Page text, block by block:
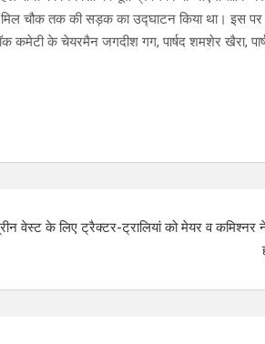
चौक तक की सड़क का उद्घाटन किया था। इस
के चेयरमैन जगदीश गग, पार्षद शमशेर खैरा,
वेस्ट के लिए ट्रैक्टर-ट्रालियां को मेयर व कमिश्नर